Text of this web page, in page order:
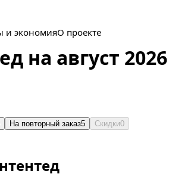
и экономияО проекте
на август 2026
На повторный заказ5 Скидки0